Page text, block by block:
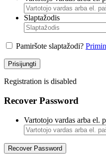
Slaptažodis
Pamiršote slaptažodi?
Prisijungti
Registration is disabled
Recover Password
Vartotojo vardas arba el.
Recover Password